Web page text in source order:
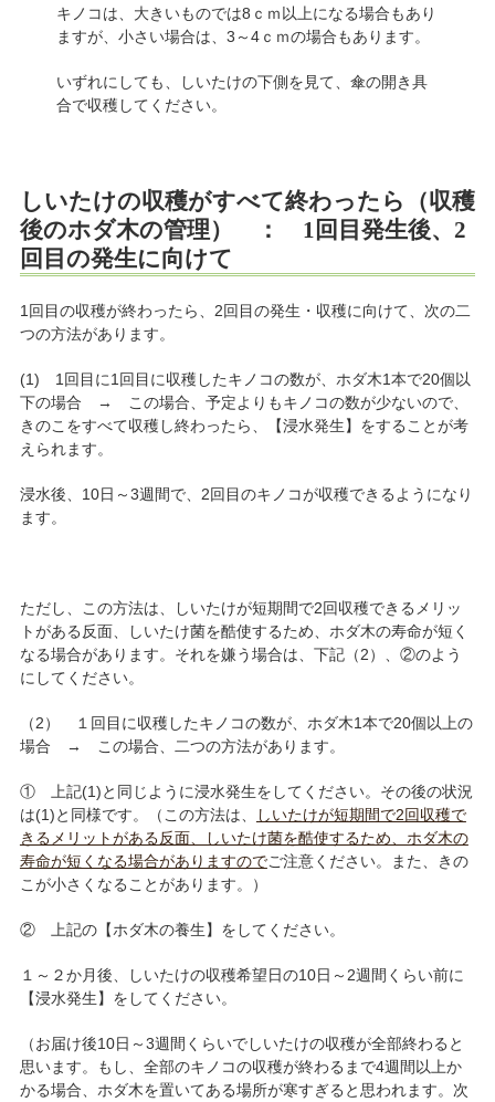
キノコは、大きいものでは8ｃｍ以上になる場合もあり
ますが、小さい場合は、3～4ｃｍの場合もあります。
いずれにしても、しいたけの下側を見て、傘の開き具
合で収穫してください。
しいたけの収穫がすべて終わったら（収穫
後のホダ木の管理） ： 1回目発生後、2
回目の発生に向けて
1回目の収穫が終わったら、2回目の発生・収穫に向けて、次の二
つの方法があります。
(1) 1回目に1回目に収穫したキノコの数が、ホダ木1本で20個以
下の場合 → この場合、予定よりもキノコの数が少ないので、
きのこをすべて収穫し終わったら、【浸水発生】をすることが考
えられます。
浸水後、10日～3週間で、2回目のキノコが収穫できるようになり
ます。
ただし、この方法は、しいたけが短期間で2回収穫できるメリッ
トがある反面、しいたけ菌を酷使するため、ホダ木の寿命が短く
なる場合があります。それを嫌う場合は、下記（2）、②のよう
にしてください。
（2） １回目に収穫したキノコの数が、ホダ木1本で20個以上の
場合 → この場合、二つの方法があります。
① 上記(1)と同じように浸水発生をしてください。その後の状況
は(1)と同様です。（この方法は、
しいたけが短期間で2回収穫で
きるメリットがある反面、しいたけ菌を酷使するため、ホダ木の
寿命が短くなる場合がありますのでご注意ください。また、きの
こが小さくなることがあります。）
② 上記の【ホダ木の養生】をしてください。
１～２か月後、しいたけの収穫希望日の10日～2週間くらい前に
【浸水発生】をしてください。
（お届け後10日～3週間くらいでしいたけの収穫が全部終わると
思います。もし、全部のキノコの収穫が終わるまで4週間以上か
かる場合、ホダ木を置いてある場所が寒すぎると思われます。次